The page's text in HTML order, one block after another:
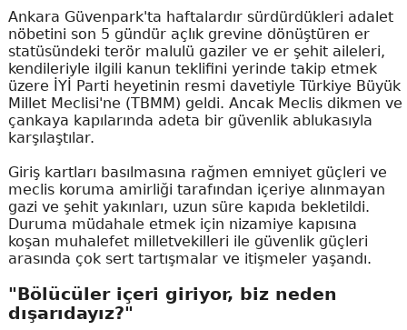
Ankara Güvenpark'ta haftalardır sürdürdükleri adalet
nöbetini son 5 gündür açlık grevine dönüştüren er
statüsündeki terör malulü gaziler ve er şehit aileleri,
kendileriyle ilgili kanun teklifini yerinde takip etmek
üzere İYİ Parti heyetinin resmi davetiyle Türkiye Büyük
Millet Meclisi'ne (TBMM) geldi. Ancak Meclis dikmen ve
çankaya kapılarında adeta bir güvenlik ablukasıyla
karşılaştılar.
Giriş kartları basılmasına rağmen emniyet güçleri ve
meclis koruma amirliği tarafından içeriye alınmayan
gazi ve şehit yakınları, uzun süre kapıda bekletildi.
Duruma müdahale etmek için nizamiye kapısına
koşan muhalefet milletvekilleri ile güvenlik güçleri
arasında çok sert tartışmalar ve itişmeler yaşandı.
"Bölücüler içeri giriyor, biz neden
dışarıdayız?"